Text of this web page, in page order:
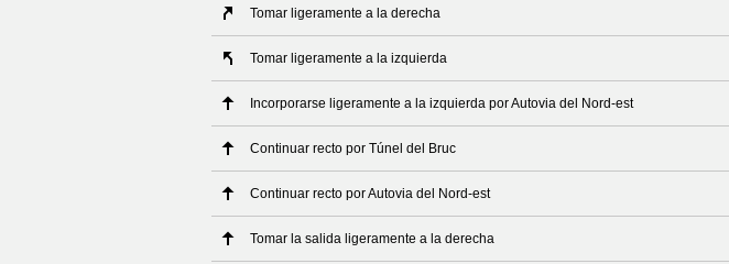
Tomar ligeramente a la derecha
Tomar ligeramente a la izquierda
Incorporarse ligeramente a la izquierda por Autovia del Nord-est
Continuar recto por Túnel del Bruc
Continuar recto por Autovia del Nord-est
Tomar la salida ligeramente a la derecha